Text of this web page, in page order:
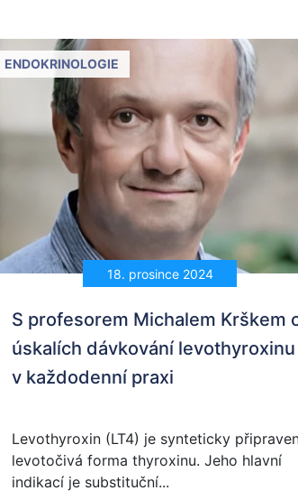
18. prosince 2024
ENDOKRINOLOGIE
S profesorem Michalem Krškem
úskalích dávkování levothyroxinu
v každodenní praxi
Levothyroxin (LT4) je synteticky
levotočivá forma thyroxinu. Jeho hlavní
indikací je substituční...